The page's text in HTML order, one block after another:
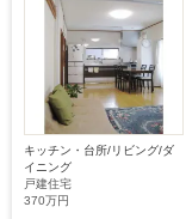
キッチン・台所/リビング/ダ
イニング
戸建住宅
370万円